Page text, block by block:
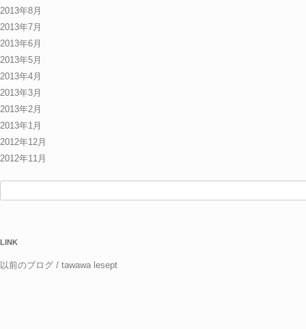
2013年8月
2013年7月
2013年6月
2013年5月
2013年4月
2013年3月
2013年2月
2013年1月
2012年12月
2012年11月
LINK
以前のブログ / tawawa lesept